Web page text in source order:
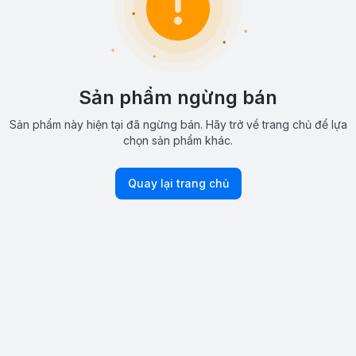
Sản phẩm ngừng bán
Sản phẩm này hiện tại đã ngừng bán. Hãy trở về trang chủ để lựa
chọn sản phẩm khác.
Quay lại trang chủ